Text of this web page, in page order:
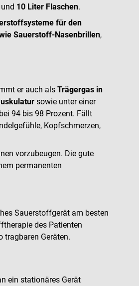
und 10 Liter Flaschen.
für den
Sauerstoff-Nasenbrillen,
er auch als Trägergas in
sowie unter einer
94 bis 98 Prozent. Fällt
Kopfschmerzen,
vorzubeugen. Die gute
permanenten
Sauerstoffgerät am besten
des Patienten
tragbaren Geräten.
ein stationäres Gerät